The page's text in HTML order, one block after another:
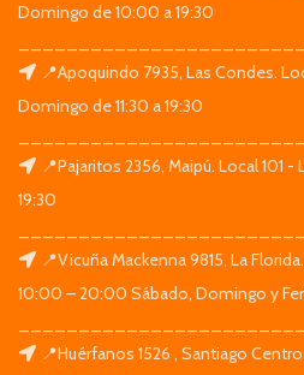
Domingo de 10:00 a 19:30
📍Apoquindo 7935, Las Condes.
Domingo de 11:30 a 19:30
📍Pajaritos 2356, Maipú. Local 101
19:30
📍Vicuña Mackenna 9815, La
10:00 – 20:00 Sábado, Domingo y
📍Huérfanos 1526 , Santiago